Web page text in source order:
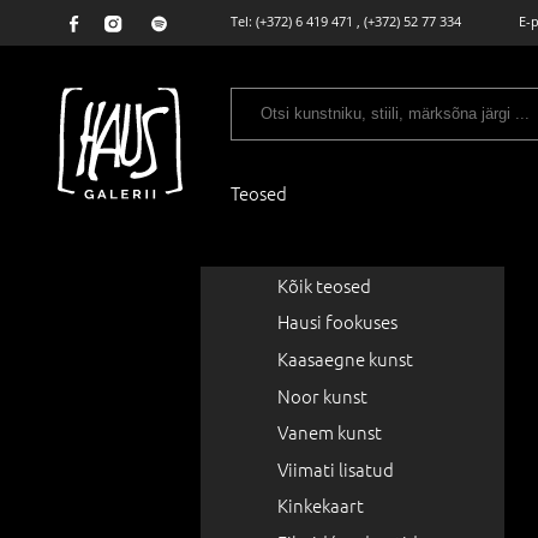
Tel: (+372) 6 419 471 , (+372) 52 77 334 E-
Teosed
Kõik teosed
Hausi fookuses
Kaasaegne kunst
Noor kunst
Vanem kunst
Viimati lisatud
Kinkekaart